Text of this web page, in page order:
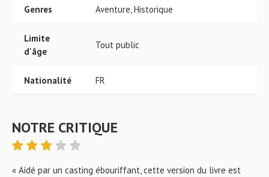
Genres Aventure, Historique
Limite
d'âge
Tout public
Nationalité FR
NOTRE CRITIQUE
« Aidé par un casting ébouriffant, cette version du livre est